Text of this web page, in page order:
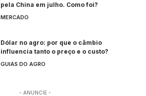
pela China em julho. Como foi?
MERCADO
Dólar no agro: por que o câmbio
influencia tanto o preço e o custo?
GUIAS DO AGRO
- ANUNCIE -